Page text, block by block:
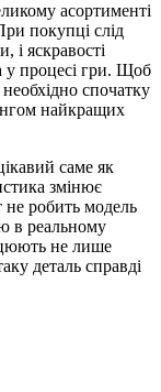
асортименті
покупці слід
і яскравості
у процесі гри. Щоб
необхідно спочатку
найкращих
саме як
змінює
не робить модель
в реальному
не лише
деталь справді